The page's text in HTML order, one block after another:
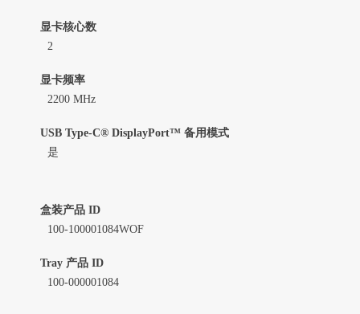
显卡核心数
2
显卡频率
2200 MHz
USB Type-C® DisplayPort™ 备用模式
是
盒装产品 ID
100-100001084WOF
Tray 产品 ID
100-000001084